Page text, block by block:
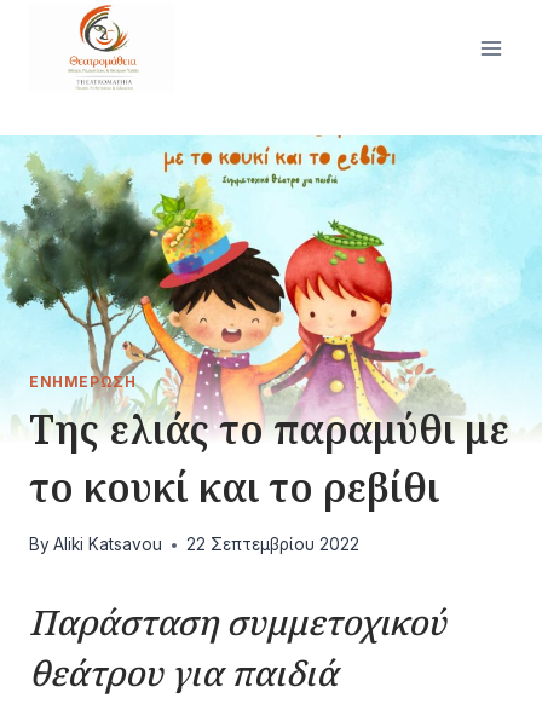
content
ΕΝΗΜΈΡΩΣΗ
Της ελιάς το παραμύθι με
το κουκί και το ρεβίθι
By Aliki Katsavou 22 Σεπτεμβρίου 2022
Παράσταση συμμετοχικού
θεάτρου για παιδιά